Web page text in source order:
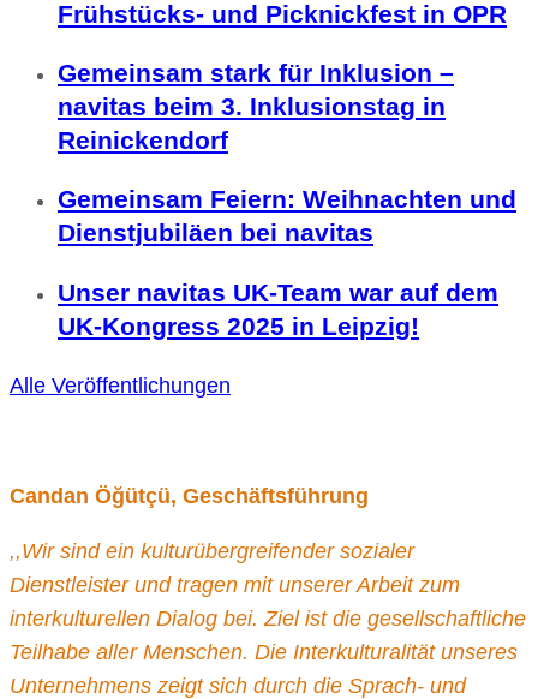
Frühstücks- und Picknickfest in OPR
Gemeinsam stark für Inklusion –
navitas beim 3. Inklusionstag in
Reinickendorf
Gemeinsam Feiern: Weihnachten und
Dienstjubiläen bei navitas
Unser navitas UK-Team war auf dem
UK-Kongress 2025 in Leipzig!
Alle Veröffentlichungen
Candan Öğütçü, Geschäftsführung
,,Wir sind ein kulturübergreifender sozialer
Dienstleister und tragen mit unserer Arbeit zum
interkulturellen Dialog bei. Ziel ist die gesellschaftliche
Teilhabe aller Menschen. Die Interkulturalität unseres
Unternehmens zeigt sich durch die Sprach- und